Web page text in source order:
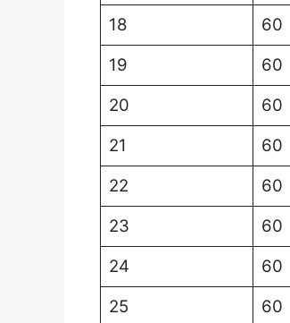
18
60
19
60
20
60
21
60
22
60
23
60
24
60
25
60